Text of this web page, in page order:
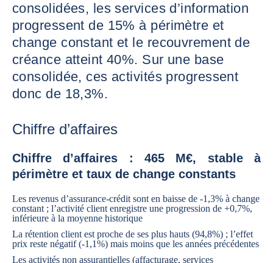
consolidées, les services d’information
progressent de 15% à périmètre et
change constant et le recouvrement de
créance atteint 40%. Sur une base
consolidée, ces activités progressent
donc de 18,3%.
Chiffre d’affaires
Chiffre d’affaires : 465 M€, stable à
périmètre et taux de change constants
Les revenus d’assurance-crédit sont en baisse de -1,3% à change
constant ; l’activité client enregistre une progression de +0,7%,
inférieure à la moyenne historique
La rétention client est proche de ses plus hauts (94,8%) ; l’effet
prix reste négatif (-1,1%) mais moins que les années précédentes
Les activités non assurantielles (affacturage, services